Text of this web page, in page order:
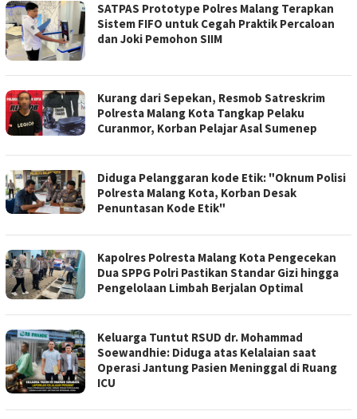
SATPAS Prototype Polres Malang Terapkan
Sistem FIFO untuk Cegah Praktik Percaloan
dan Joki Pemohon SIIM
Kurang dari Sepekan, Resmob Satreskrim
Polresta Malang Kota Tangkap Pelaku
Curanmor, Korban Pelajar Asal Sumenep
Diduga Pelanggaran kode Etik: "Oknum Polisi
Polresta Malang Kota, Korban Desak
Penuntasan Kode Etik"
Kapolres Polresta Malang Kota Pengecekan
Dua SPPG Polri Pastikan Standar Gizi hingga
Pengelolaan Limbah Berjalan Optimal
Keluarga Tuntut RSUD dr. Mohammad
Soewandhie: Diduga atas Kelalaian saat
Operasi Jantung Pasien Meninggal di Ruang
ICU